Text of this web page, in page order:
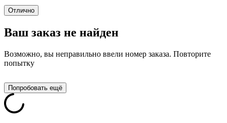
Отлично
Ваш заказ не найден
Возможно, вы неправильно ввели номер заказа. Повторите
попытку
Попробовать ещё